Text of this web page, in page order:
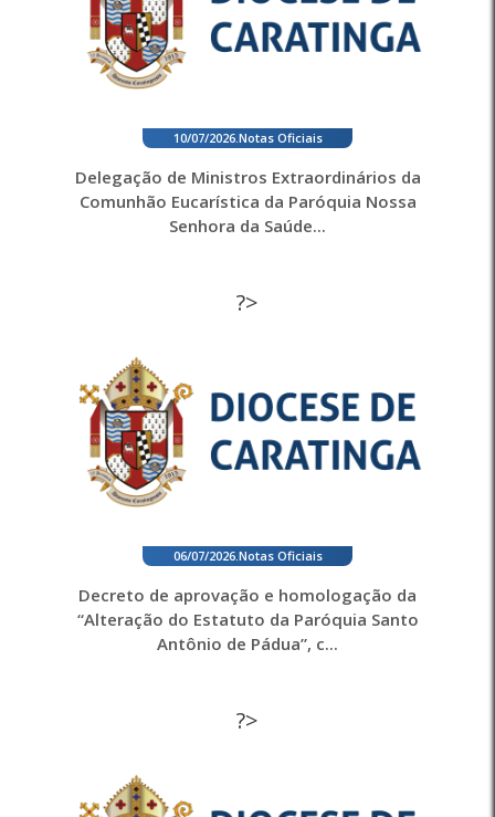
10/07/2026. Notas Oficiais
Delegação de Ministros Extraordinários da
Comunhão Eucarística da Paróquia Nossa
Senhora da Saúde...
?>
06/07/2026. Notas Oficiais
Decreto de aprovação e homologação da
“Alteração do Estatuto da Paróquia Santo
Antônio de Pádua”, c...
?>